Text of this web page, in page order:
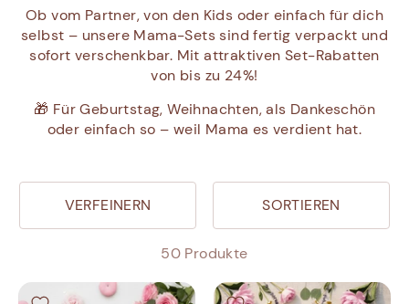
Ob vom Partner, von den Kids oder einfach für dich
selbst – unsere Mama-Sets sind fertig verpackt und
sofort verschenkbar. Mit attraktiven Set-Rabatten
von bis zu 24%!
🎁 Für Geburtstag, Weihnachten, als Dankeschön
oder einfach so – weil Mama es verdient hat.
VERFEINERN SORTIEREN
50 Produkte